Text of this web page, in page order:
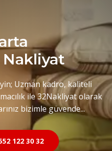
Uzman kadro, kaliteli
ile 32Nakliyat olarak
bizimle güvende...
122 30 32